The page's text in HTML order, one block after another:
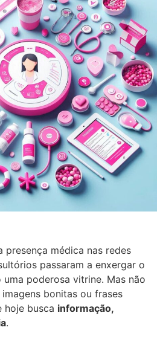
presença médica nas redes
passaram a enxergar o
poderosa vitrine. Mas não
bonitas ou frases
hoje busca informação,
.